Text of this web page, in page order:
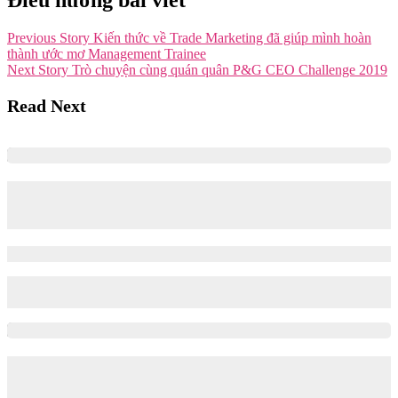
Previous Story Kiến thức về Trade Marketing đã giúp mình hoàn
thành ước mơ Management Trainee
Next Story Trò chuyện cùng quán quân P&G CEO Challenge 2019
Read Next